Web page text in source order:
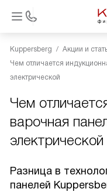
Kuppersberg
Акции и
Чем отличается
электрической
Чем
варочная
электрической
Разница в
панелей